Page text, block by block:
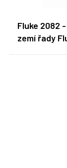
Fluke 2082
zemí řady